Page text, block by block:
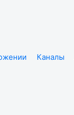
Каналы